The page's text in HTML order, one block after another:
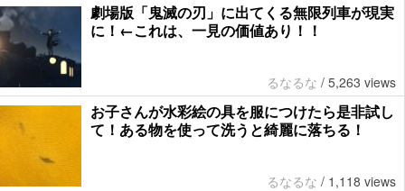
劇場版「鬼滅の刃」に出てくる無限列車が現実
に！←これは、一見の価値あり！！
るなるな / 5,263 views
お子さんが水彩絵の具を服につけたら是非試し
て！ある物を使って洗うと綺麗に落ちる！
るなるな / 1,118 views